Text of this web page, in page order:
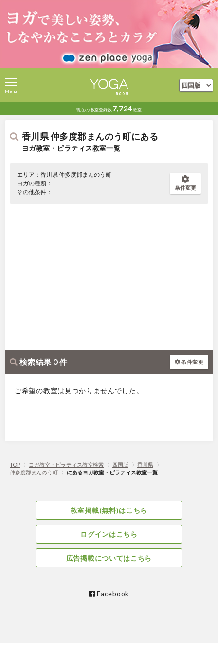
現在の教室登録数 7,724教室
Menu
香川県 仲多度郡まんのう町にある
ヨガ教室・ピラティス教室一覧
エリア：香川県 仲多度郡まんのう町
ヨガの種類：
その他条件：
条件変更
検索結果 0 件 条件変更
ご希望の教室は見つかりませんでした。
TOP 〉 ヨガ教室・ピラティス教室検索 〉 四国版 〉 香川県
〉
仲多度郡まんのう町
〉 にあるヨガ教室・ピラティス教室一覧
教室掲載(無料)はこちら
ログインはこちら
広告掲載についてはこちら
Facebook